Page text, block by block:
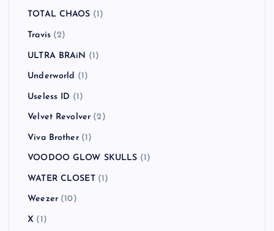
TOTAL CHAOS (1)
Travis(2)
ULTRA BRAiN (1)
Underworld (1)
Useless ID (1)
Velvet Revolver (2)
Viva Brother(1)
VOODOO GLOW SKULLS (1)
WATER CLOSET(1)
Weezer(10)
X (1)